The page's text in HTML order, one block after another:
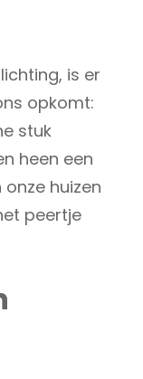
is er
opkomt:
stuk
heen een
huizen
peertje